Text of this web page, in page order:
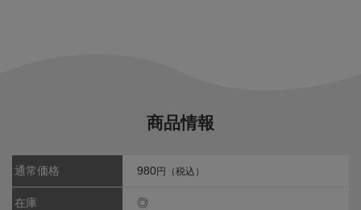
商品情報
通常価格 980円（税込）
在庫 ◎